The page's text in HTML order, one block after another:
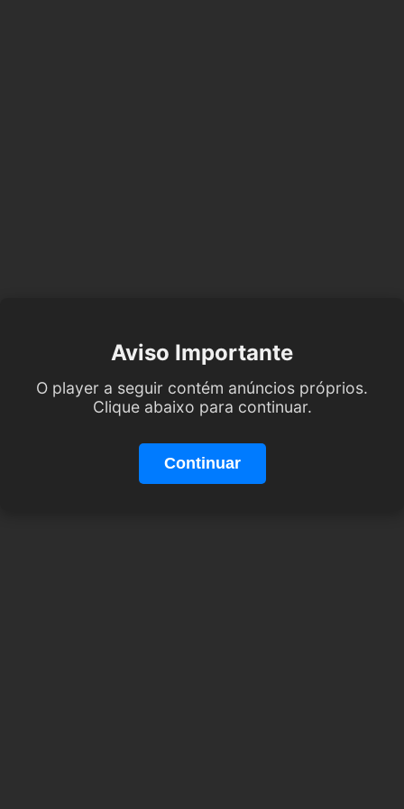
Aviso Importante
O player a seguir contém anúncios próprios.
Clique abaixo para continuar.
Continuar